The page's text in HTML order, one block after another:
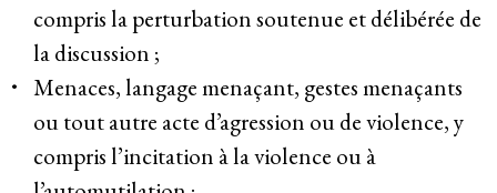
compris la perturbation soutenue et délibérée de
la discussion ;
Menaces, langage menaçant, gestes menaçants
ou tout autre acte d’agression ou de violence, y
compris l’incitation à la violence ou à